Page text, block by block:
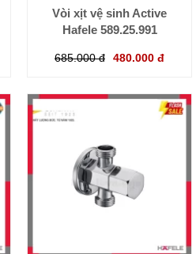
Vòi xịt vệ sinh Active
Hafele 589.25.991
685.000 đ 480.000 đ